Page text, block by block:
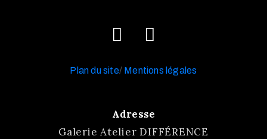
Plan du site/ Mentions légales
Adresse
Galerie Atelier DIFFÉRENCE